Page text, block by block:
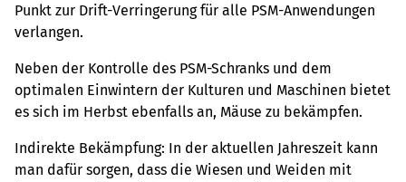
Punkt zur Drift-Verringerung für alle PSM-Anwendungen
verlangen.
Neben der Kontrolle des PSM-Schranks und dem
optimalen Einwintern der Kulturen und Maschinen bietet
es sich im Herbst ebenfalls an, Mäuse zu bekämpfen.
Indirekte Bekämpfung: In der aktuellen Jahreszeit kann
man dafür sorgen, dass die Wiesen und Weiden mit